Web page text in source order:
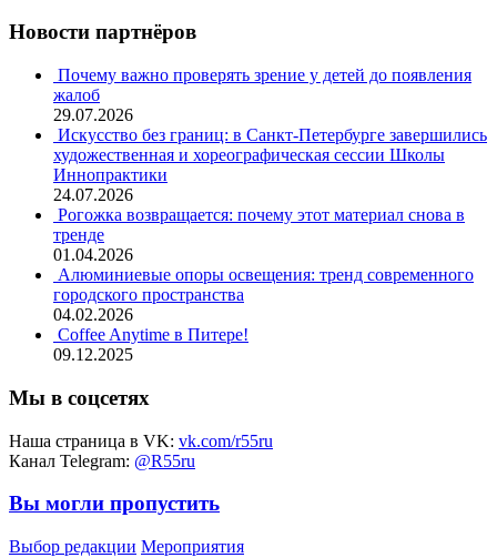
Новости партнёров
Почему важно проверять зрение у детей до появления
жалоб
29.07.2026
Искусство без границ: в Санкт-Петербурге завершились
художественная и хореографическая сессии Школы
Иннопрактики
24.07.2026
Рогожка возвращается: почему этот материал снова в
тренде
01.04.2026
Алюминиевые опоры освещения: тренд современного
городского пространства
04.02.2026
Coffee Anytime в Питере!
09.12.2025
Мы в соцсетях
Наша страница в VK: vk.com/r55ru
Канал Telegram: @R55ru
Вы могли пропустить
Выбор редакции Мероприятия